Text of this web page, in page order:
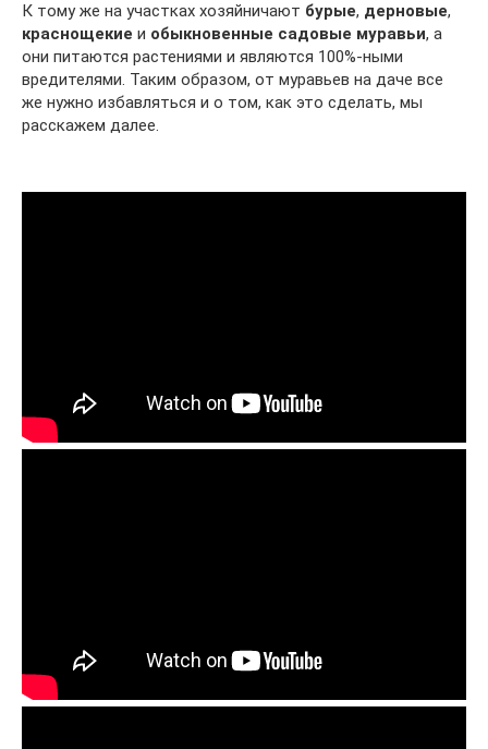
К тому же на участках хозяйничают бурые, дерновые,
краснощекие и обыкновенные садовые муравьи, а
они питаются растениями и являются 100%-ными
вредителями. Таким образом, от муравьев на даче все
же нужно избавляться и о том, как это сделать, мы
расскажем далее.